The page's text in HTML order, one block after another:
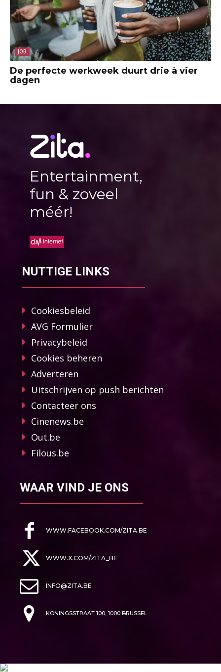
JOB
De perfecte werkweek duurt drie à vier
dagen
Entertainment,
fun & zoveel
méér!
NUTTIGE LINKS
Cookiesbeleid
AVG Formulier
Privacybeleid
Cookies beheren
Adverteren
Uitschrijven op push berichten
Contacteer ons
Cinenews.be
Out.be
Filous.be
WAAR VIND JE ONS
WWW.FACEBOOK.COM/ZITA.BE
WWW.X.COM/ZITA_BE
INFO@ZITA.BE
KONINGSSTRAAT 100, 1000 BRUSSEL